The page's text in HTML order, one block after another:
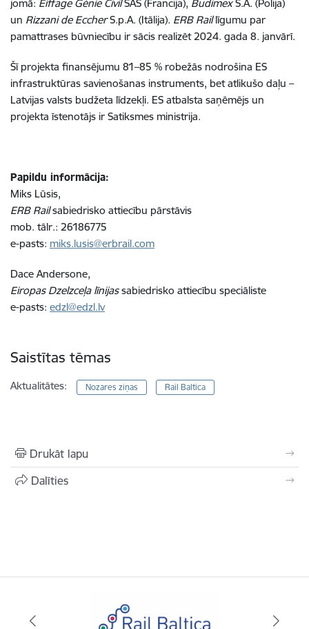
jomā: Eiffage Génie CivilSAS (Francija), BudimexS.A. (Polija)
un Rizzani de EccherS.p.A. (Itālija). ERB Raillīgumu par
pamattrases būvniecību ir sācis realizēt 2024. gada 8. janvārī.
Šī projekta finansējumu 81–85 % robežās nodrošina ES
infrastruktūras savienošanas instruments, bet atlikušo daļu –
Latvijas valsts budžeta līdzekļi. ES atbalsta saņēmējs un
projekta īstenotājs ir Satiksmes ministrija.
Papildu informācija:
Miks Lūsis,
ERB Railsabiedrisko attiecību pārstāvis
mob. tālr.: 26186775
e-pasts: miks.lusis@erbrail.com
Dace Andersone,
Eiropas Dzelzceļa līnijassabiedrisko attiecību speciāliste
e-pasts: edzl@edzl.lv
Saistītas tēmas
Aktualitātes: Nozares ziņas Rail Baltica
Drukāt lapu
Dalīties